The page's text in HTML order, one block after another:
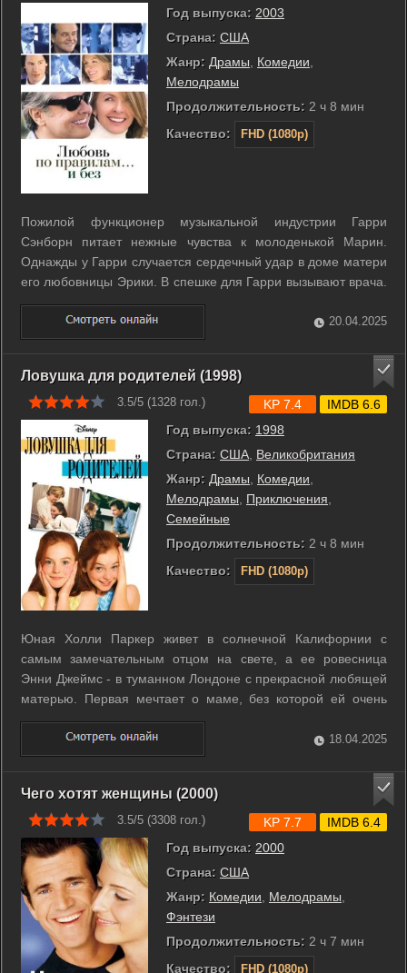
Год выпуска: 2003
Страна: США
Жанр: Драмы Комедии
Мелодрамы
Продолжительность: 2 ч 8 мин
Качество:
FHD (1080p)
Пожилой функционер музыкальной индустрии Гарри
Сэнборн питает нежные чувства к молоденькой Марин.
Однажды у Гарри случается сердечный удар в доме матери
его любовницы Эрики. В спешке для Гарри вызывают врача.
Но приехавший на вызов доктор, так же, как и его пациент,
внезапно влюбляется в Эрику. ...
20.04.2025
Ловушка для родителей (1998)
3.5/5 (1328 гол.)
Год выпуска: 1998
Страна: США Великобритания
Жанр: Драмы Комедии
Мелодрамы
Приключения
Семейные
Продолжительность: 2 ч 8 мин
Качество:
FHD (1080p)
KP 7.4 IMDB 6.6
Юная Холли Паркер живет в солнечной Калифорнии с
самым замечательным отцом на свете, а ее ровесница
Энни Джеймс - в туманном Лондоне с прекрасной любящей
матерью. Первая мечтает о маме, без которой ей очень
тяжело, а второй так хочется, чтобы у нее был папа. Когда
девочки случайно встречаются в летнем лагере, им есть,
чем поделиться друг с другом. ...
18.04.2025
Чего хотят женщины (2000)
3.5/5 (3308 гол.)
Год выпуска: 2000
Страна: США
Жанр: Комедии Мелодрамы
Фэнтези
Продолжительность: 2 ч 7 мин
Качество:
FHD (1080p)
KP 7.7 IMDB 6.4